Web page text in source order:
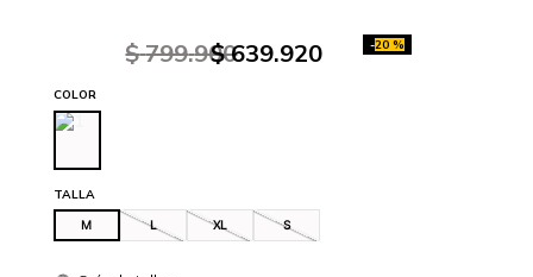
$ 799.900
$ 639.920 -20 %
TALLA
M L XL S
COLOR